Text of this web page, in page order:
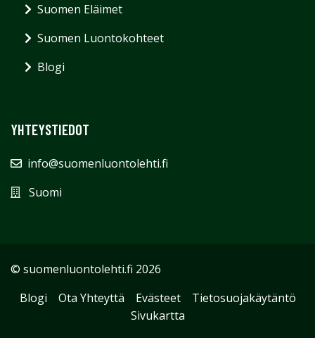
Suomen Eläimet
Suomen Luontokohteet
Blogi
YHTEYSTIEDOT
info@suomenluontolehti.fi
Suomi
© suomenluontolehti.fi 2026
Blogi
Ota Yhteyttä Evästeet
Tietosuojakäytäntö
Sivukartta